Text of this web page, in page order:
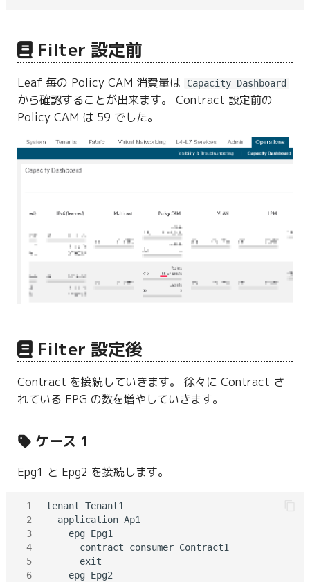
Filter 設定前
Leaf 毎の Policy CAM 消費量は Capacity Dashboard
から確認することが出来ます。 Contract 設定前の
Policy CAM は 59 でした。
Filter 設定後
Contract を接続していきます。 徐々に Contract さ
れている EPG の数を増やしていきます。
ケース 1
Epg1 と Epg2 を接続します。
1
2
3
4
5
6
tenant Tenant1
  application Ap1
    epg Epg1
      contract consumer Contract1
      exit
    epg Epg2